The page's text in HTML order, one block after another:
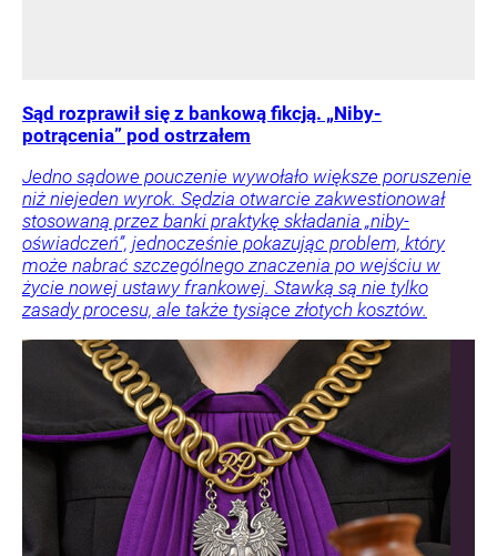
Sąd rozprawił się z bankową fikcją. „Niby-
potrącenia” pod ostrzałem
Jedno sądowe pouczenie wywołało większe poruszenie
niż niejeden wyrok. Sędzia otwarcie zakwestionował
stosowaną przez banki praktykę składania „niby-
oświadczeń”, jednocześnie pokazując problem, który
może nabrać szczególnego znaczenia po wejściu w
życie nowej ustawy frankowej. Stawką są nie tylko
zasady procesu, ale także tysiące złotych kosztów.